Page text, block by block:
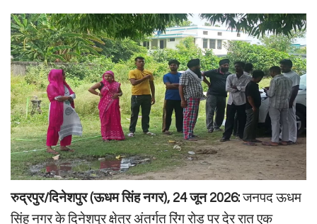
रुद्रपुर/दिनेशपुर (ऊधम सिंह नगर), 24 जून 2026:जनपद ऊधम
सिंह नगर के दिनेशपुर क्षेत्र अंतर्गत रिंग रोड पर देर रात एक